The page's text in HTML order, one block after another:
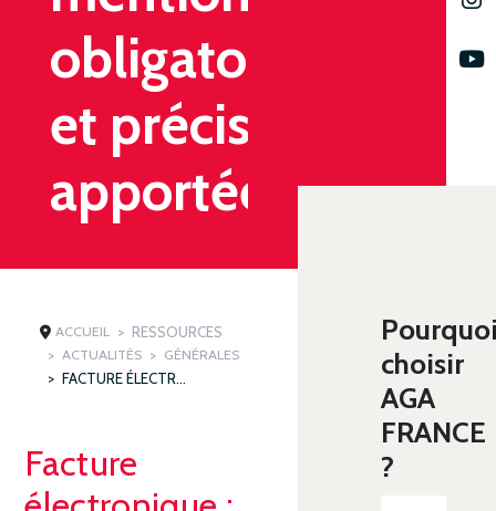
obligatoires
et précisions
apportées
ACCUEIL RESSOURCES
ACTUALITÉS GÉNÉRALES
FACTURE ÉLECTRONIQUE : NOUVELLES MENTIONS OBLIGATOIRES ET PRÉCISIONS APPORTÉES
Facture
choisir
AGA
FRANCE
?